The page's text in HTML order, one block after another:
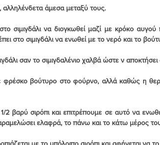
αλληλένδετα άμεσα μεταξύ τους.
σιμιγδάλι να διογκωθεί μαζί με κρόκο
στο σιμιγδάλι να ενωθεί με το νερό και το
σαν το σιμιγδαλένιο χαλβά ώστε ν
φρέσκο βούτυρο στο φούρνο, αλλά καθώς η
2 βαρύ σιρόπι και επιτρέπουμε σε αυτό να
ελαφρά, το πάνω και το κάτω μέρος